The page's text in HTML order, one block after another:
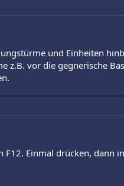
und Einheiten
z.B. vor die gegnerische
F12. Einmal drücken,